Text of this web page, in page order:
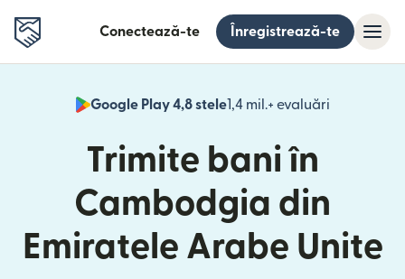
Conectează-te Înregistrează-te
Google Play 4,8 stele1,4 mil.+ evaluări
(se
Trimite bani în
Cambodgia din
Emiratele Arabe Unite